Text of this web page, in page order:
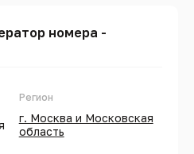
номера -
Регион
г. Москва и Московская
область